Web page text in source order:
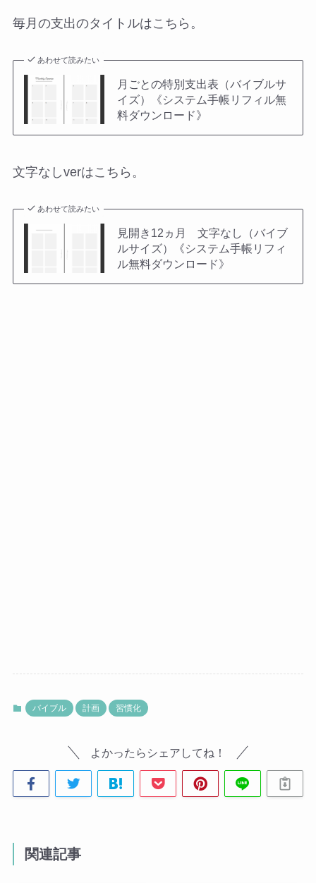
毎月の支出のタイトルはこちら。
あわせて読みたい
月ごとの特別支出表（バイブルサ
イズ）《システム手帳リフィル無
料ダウンロード》
文字なしverはこちら。
あわせて読みたい
見開き12ヵ月 文字なし（バイブ
ルサイズ）《システム手帳リフィ
ル無料ダウンロード》
バイブル 計画 習慣化
よかったらシェアしてね！
関連記事